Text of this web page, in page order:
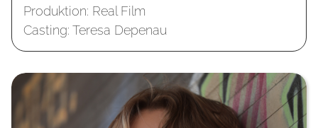
Produktion: Real Film
Casting: Teresa Depenau